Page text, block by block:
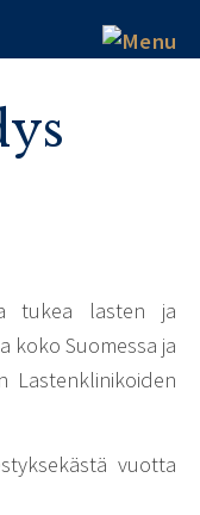
tukea lasten ja
koko Suomessa ja
Lastenklinikoiden
vuotta